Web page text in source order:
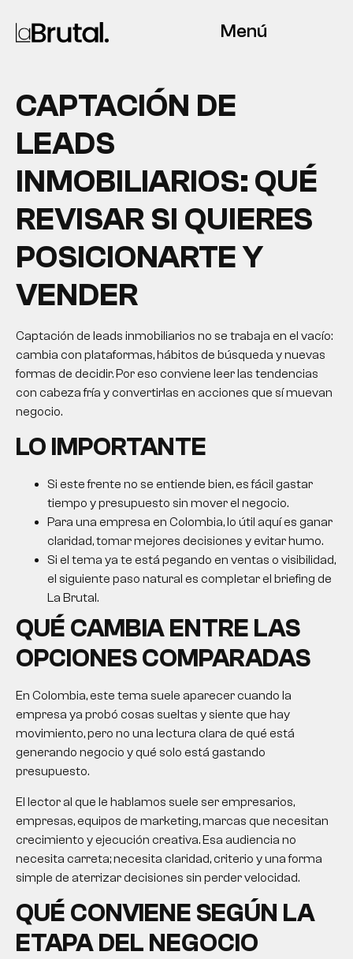
Menú
CAPTACIÓN DE
LEADS
INMOBILIARIOS: QUÉ
REVISAR SI QUIERES
POSICIONARTE Y
VENDER
Captación de leads inmobiliarios no se trabaja en el vacío:
cambia con plataformas, hábitos de búsqueda y nuevas
formas de decidir. Por eso conviene leer las tendencias
con cabeza fría y convertirlas en acciones que sí muevan
negocio.
LO IMPORTANTE
Si este frente no se entiende bien, es fácil gastar
tiempo y presupuesto sin mover el negocio.
Para una empresa en Colombia, lo útil aquí es ganar
claridad, tomar mejores decisiones y evitar humo.
Si el tema ya te está pegando en ventas o visibilidad,
el siguiente paso natural es completar el briefing de
La Brutal.
QUÉ CAMBIA ENTRE LAS
OPCIONES COMPARADAS
En Colombia, este tema suele aparecer cuando la
empresa ya probó cosas sueltas y siente que hay
movimiento, pero no una lectura clara de qué está
generando negocio y qué solo está gastando
presupuesto.
El lector al que le hablamos suele ser empresarios,
empresas, equipos de marketing, marcas que necesitan
crecimiento y ejecución creativa. Esa audiencia no
necesita carreta; necesita claridad, criterio y una forma
simple de aterrizar decisiones sin perder velocidad.
QUÉ CONVIENE SEGÚN LA
ETAPA DEL NEGOCIO